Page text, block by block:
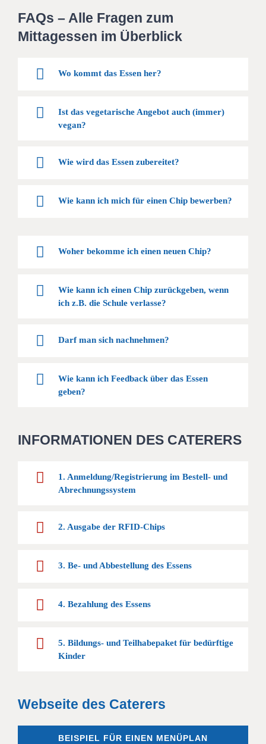
FAQs – Alle Fragen zum
Mittagessen im Überblick
Wo kommt das Essen her?
Ist das vegetarische Angebot auch (immer)
vegan?
Wie wird das Essen zubereitet?
Wie kann ich mich für einen Chip bewerben?
Woher bekomme ich einen neuen Chip?
Wie kann ich einen Chip zurückgeben, wenn
ich z.B. die Schule verlasse?
Darf man sich nachnehmen?
Wie kann ich Feedback über das Essen
geben?
INFORMATIONEN DES CATERERS
1. Anmeldung/Registrierung im Bestell- und
Abrechnungssystem
2. Ausgabe der RFID-Chips
3. Be- und Abbestellung des Essens
4. Bezahlung des Essens
5. Bildungs- und Teilhabepaket für bedürftige
Kinder
Webseite des Caterers
BEISPIEL FÜR EINEN MENÜPLAN